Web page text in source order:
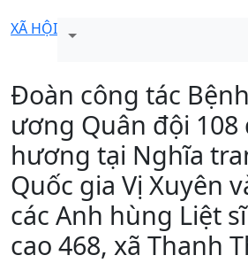
XÃ HỘI
Đoàn công tác
ương Quân đội 108
hương tại Nghĩa
Quốc gia Vị Xuyên
các Anh hùng Liệt
cao 468, xã Thanh